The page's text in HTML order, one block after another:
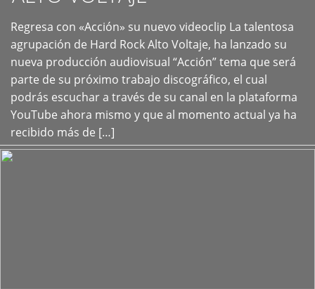
Regresa con «Acción» su nuevo videoclip La talentosa
agrupación de Hard Rock Alto Voltaje, ha lanzado su
nueva producción audiovisual “Acción” tema que será
parte de su próximo trabajo discográfico, el cual
podrás escuchar a través de su canal en la plataforma
YouTube ahora mismo y que al momento actual ya ha
recibido más de […]
+